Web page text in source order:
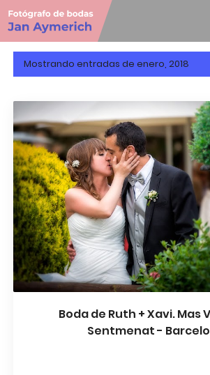
Mostrando entradas de enero, 2018
Boda de Ruth + Xavi. Mas
Sentmenat -